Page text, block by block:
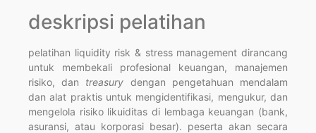
deskripsi pelatihan
pelatihan liquidity risk & stress management dirancang
untuk membekali profesional keuangan, manajemen
risiko, dan treasury dengan pengetahuan mendalam
dan alat praktis untuk mengidentifikasi, mengukur, dan
mengelola risiko likuiditas di lembaga keuangan (bank,
asuransi, atau korporasi besar). peserta akan secara